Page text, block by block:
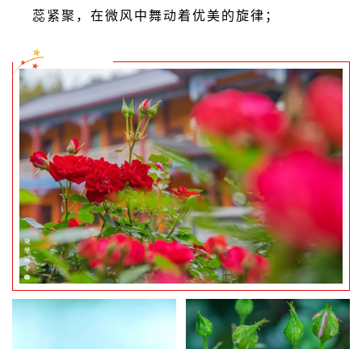
蕊紧聚，在微风中舞动着优美的旋律；